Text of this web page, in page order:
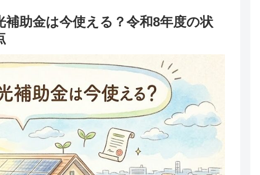
補助金は今使える？令和8年度の状